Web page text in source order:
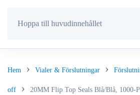
Hoppa till huvudinnehållet
Hem Vialer & Förslutningar
off 20MM Flip Top Seals Blå/Blå, 1000-